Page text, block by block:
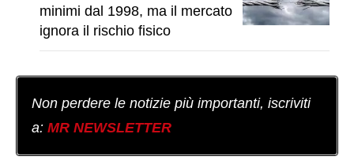
minimi dal 1998, ma il mercato
ignora il rischio fisico
Non perdere le notizie più importanti, iscriviti
a: MR NEWSLETTER